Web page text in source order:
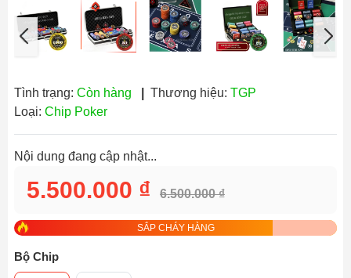
Tình trạng: Còn hàng Thương hiệu: TGP
Loại: Chip Poker
Nội dung đang cập nhật...
5.500.000 ₫ 6.500.000 ₫
SẮP CHÁY HÀNG
Bộ Chip